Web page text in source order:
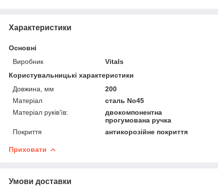
Характеристики
Основні
Виробник
Vitals
Користувальницькі характеристики
Довжина, мм
200
Матеріал
сталь No45
Матеріал руків’їв:
двокомпонентна
прогумована ручка
Покриття
антикорозійне покриття
Приховати
Умови доставки